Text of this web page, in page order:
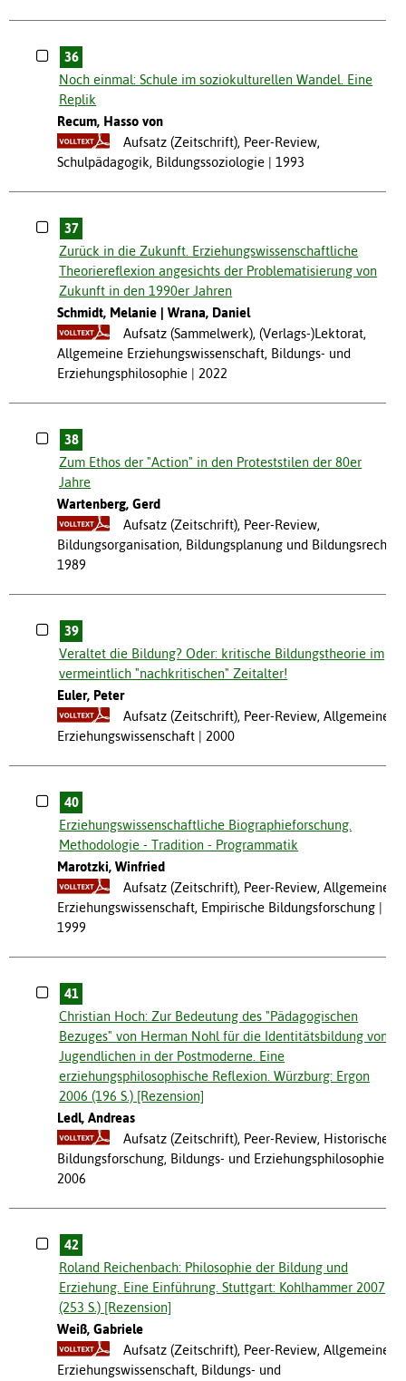
36
Noch einmal: Schule im soziokulturellen Wandel. Eine
Replik
Recum, Hasso von
Aufsatz (Zeitschrift), Peer-Review,
Schulpädagogik, Bildungssoziologie
1993
37
Zurück in die Zukunft. Erziehungswissenschaftliche
Theoriereflexion angesichts der Problematisierung von
Zukunft in den 1990er Jahren
Schmidt, Melanie
Wrana, Daniel
Aufsatz (Sammelwerk), (Verlags-)Lektorat,
Allgemeine Erziehungswissenschaft, Bildungs- und
Erziehungsphilosophie
2022
38
Zum Ethos der "Action" in den Proteststilen der 80er
Jahre
Wartenberg, Gerd
Aufsatz (Zeitschrift), Peer-Review,
Bildungsorganisation, Bildungsplanung und Bildungsrecht
1989
39
Veraltet die Bildung? Oder: kritische Bildungstheorie im
vermeintlich "nachkritischen" Zeitalter!
Euler, Peter
Aufsatz (Zeitschrift), Peer-Review, Allgemeine
Erziehungswissenschaft
2000
40
Erziehungswissenschaftliche Biographieforschung.
Methodologie - Tradition - Programmatik
Marotzki, Winfried
Aufsatz (Zeitschrift), Peer-Review, Allgemeine
Erziehungswissenschaft, Empirische Bildungsforschung
1999
41
Christian Hoch: Zur Bedeutung des "Pädagogischen
Bezuges" von Herman Nohl für die Identitätsbildung von
Jugendlichen in der Postmoderne. Eine
erziehungsphilosophische Reflexion. Würzburg: Ergon
2006 (196 S.) [Rezension]
Ledl, Andreas
Aufsatz (Zeitschrift), Peer-Review, Historische
Bildungsforschung, Bildungs- und Erziehungsphilosophie
2006
42
Roland Reichenbach: Philosophie der Bildung und
Erziehung. Eine Einführung. Stuttgart: Kohlhammer 2007
(253 S.) [Rezension]
Weiß, Gabriele
Aufsatz (Zeitschrift), Peer-Review, Allgemeine
Erziehungswissenschaft, Bildungs- und